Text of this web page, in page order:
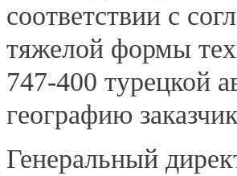
соответствии с
тяжелой формы
747-400 турецкой
географию
Генеральный